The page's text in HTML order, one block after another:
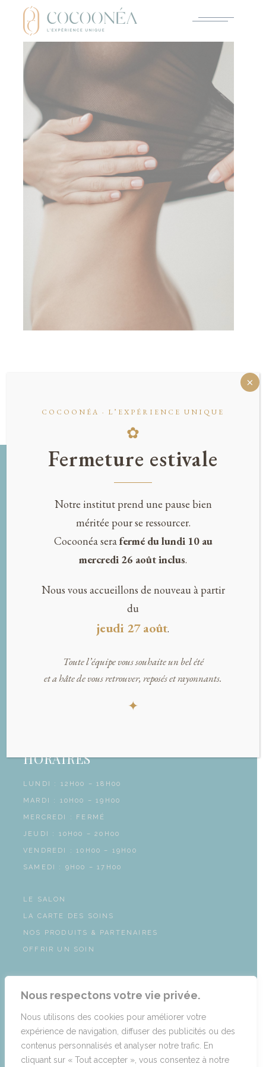
Nous respectons votre vie privée.
Nous utilisons des cookies pour améliorer votre
expérience de navigation, diffuser des publicités ou des
contenus personnalisés et analyser notre trafic. En
cliquant sur « Tout accepter », vous consentez à notre
02 28 07 26 43
CONTACT@COCOONEA.COM
HORAIRES
LUNDI : 12H00 – 18H00
MARDI : 10H00 – 19H00
MERCREDI : FERMÉ
JEUDI : 10H00 – 20H00
VENDREDI : 10H00 – 19H00
SAMEDI : 9H00 – 17H00
LE SALON
LA CARTE DES SOINS
NOS PRODUITS & PARTENAIRES
OFFRIR UN SOIN
COCOONÉA · L’EXPÉRIENCE UNIQUE
✿
Fermeture estivale
Notre institut prend une pause bien
méritée pour se ressourcer.
Cocoonéa serafermé du lundi 10 au
mercredi 26 août inclus.
Nous vous accueillons de nouveau à partir
du
jeudi 27 août.
Toute l’équipe vous souhaite un bel été
et a hâte de vous retrouver, reposés et rayonnants.
✦